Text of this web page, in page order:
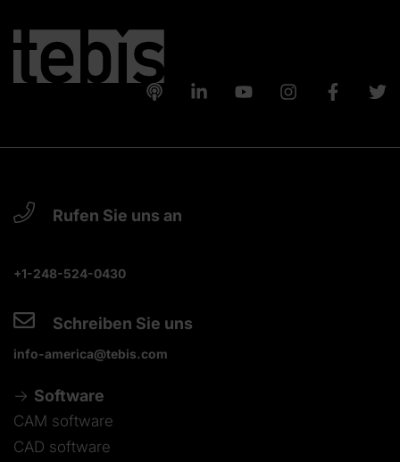
Rufen Sie uns an
+1-248-524-0430
Schreiben Sie uns
info-america@tebis.com
Software
CAM software
CAD software